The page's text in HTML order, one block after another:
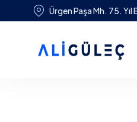
Ürgen Paşa Mh. 75. Yıl